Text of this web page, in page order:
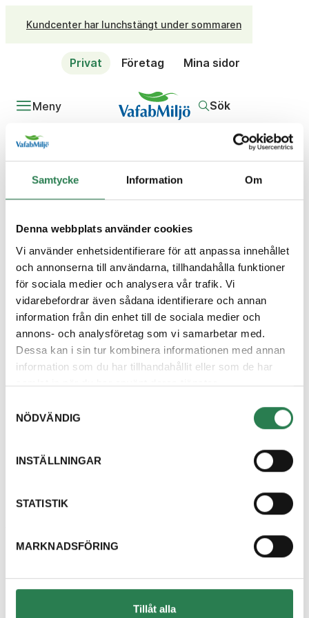
Samtycke Information Om
Denna webbplats använder cookies
Vi använder enhetsidentifierare för att anpassa innehållet
och annonserna till användarna, tillhandahålla funktioner
för sociala medier och analysera vår trafik. Vi
vidarebefordrar även sådana identifierare och annan
information från din enhet till de sociala medier och
annons- och analysföretag som vi samarbetar med.
Dessa kan i sin tur kombinera informationen med annan
information som du har tillhandahållit eller som de har
samlat in när du har använt deras tjänster.
NÖDVÄNDIG
INSTÄLLNINGAR
STATISTIK
MARKNADSFÖRING
Tillåt alla
Kundcenter har lunchstängt under sommaren
Privat Företag Mina sidor
Meny Sök
Vilket är det vanligaste
skräpet?
De nationella skräpmätningarna visar att räknat till
antal så är det cigarettfimpar, som svarar för 62 % av
allt skräp. Näst vanligast är portionssnus som svarar
för 14 procent.
Hittar du inte svar
på din fråga?
att hjälpa dig och svara på dina frågor.
Om oss